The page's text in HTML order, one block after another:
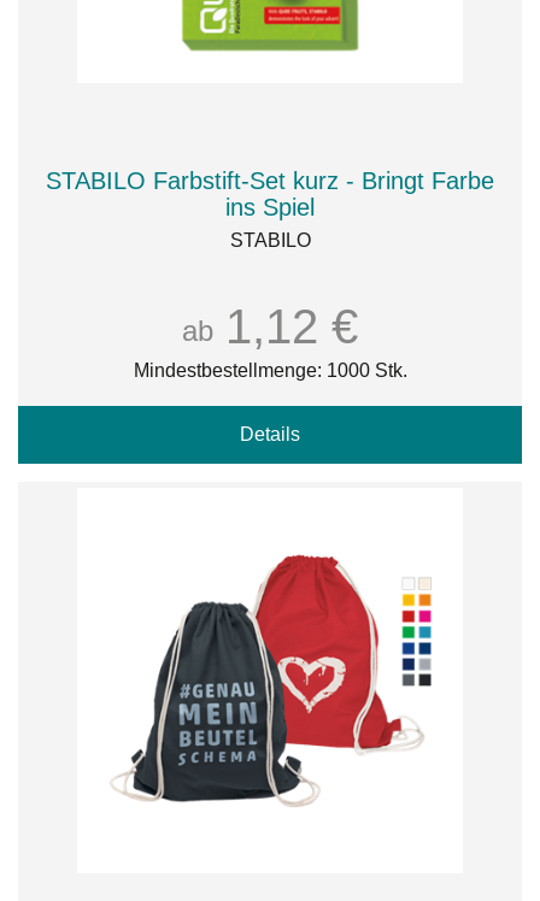
STABILO Farbstift-Set kurz - Bringt Farbe
ins Spiel
STABILO
ab 1,12 €
Mindestbestellmenge: 1000 Stk.
Details